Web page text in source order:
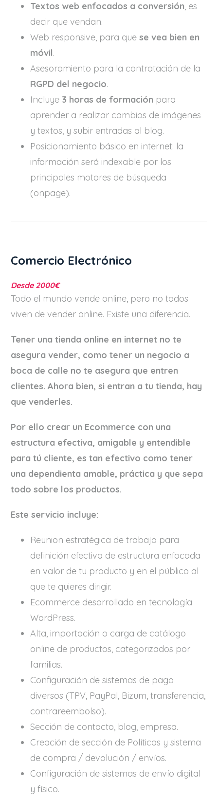
Textos web enfocados a conversión, es
decir que vendan.
Web responsive, para quese vea bien en
móvil.
Asesoramiento para la contratación de la
RGPD del negocio.
Incluye 3 horas de formación para
aprender a realizar cambios de imágenes
y textos, y subir entradas al blog.
Posicionamiento básico en internet: la
información será indexable por los
principales motores de búsqueda
(onpage).
Comercio Electrónico
Desde 2000€
Todo el mundo vende online, pero no todos
viven de vender online. Existe una diferencia.
Tener una tienda online en internet no te
asegura vender, como tener un negocio a
boca de calle no te asegura que entren
clientes. Ahora bien, si entran a tu tienda, hay
que venderles.
Por ello crear un Ecommerce con una
estructura efectiva, amigable y entendible
para tú cliente, es tan efectivo como tener
una dependienta amable, práctica y que sepa
todo sobre los productos.
Este servicio incluye:
Reunion estratégica de trabajo para
definición efectiva de estructura enfocada
en valor de tu producto y en el público al
que te quieres dirigir.
Ecommerce desarrollado en tecnología
WordPress.
Alta, importación o carga de catálogo
online de productos, categorizados por
familias.
Configuración de sistemas de pago
diversos (TPV, PayPal, Bizum, transferencia,
contrareembolso).
Sección de contacto, blog, empresa.
Creación de sección de Políticas y sistema
de compra / devolución / envíos.
Configuración de sistemas de envío digital
y físico.